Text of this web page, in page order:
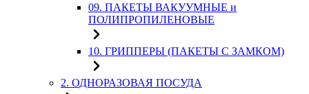
09. ПАКЕТЫ ВАКУУМНЫЕ и
ПОЛИПРОПИЛЕНОВЫЕ
10. ГРИППЕРЫ (ПАКЕТЫ С ЗАМКОМ)
2. ОДНОРАЗОВАЯ ПОСУДА